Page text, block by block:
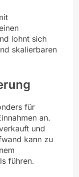
lohnt sich
skalierbaren
für
an.
und
kann zu
führen.